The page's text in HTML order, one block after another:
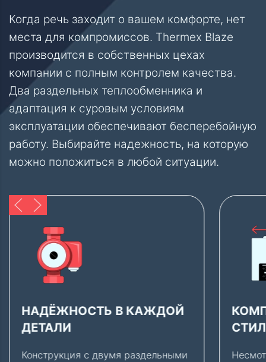
Когда речь заходит о вашем комфорте, нет
места для компромиссов. Thermex Blaze
производится в собственных цехах
компании с полным контролем качества.
Два раздельных теплообменника и
адаптация к суровым условиям
эксплуатации обеспечивают бесперебойную
работу. Выбирайте надежность, на которую
можно положиться в любой ситуации.
КОМПАКТНЫЙ И
СТИЛЬНЫЙ
Несмотря на мощь, THERMEX